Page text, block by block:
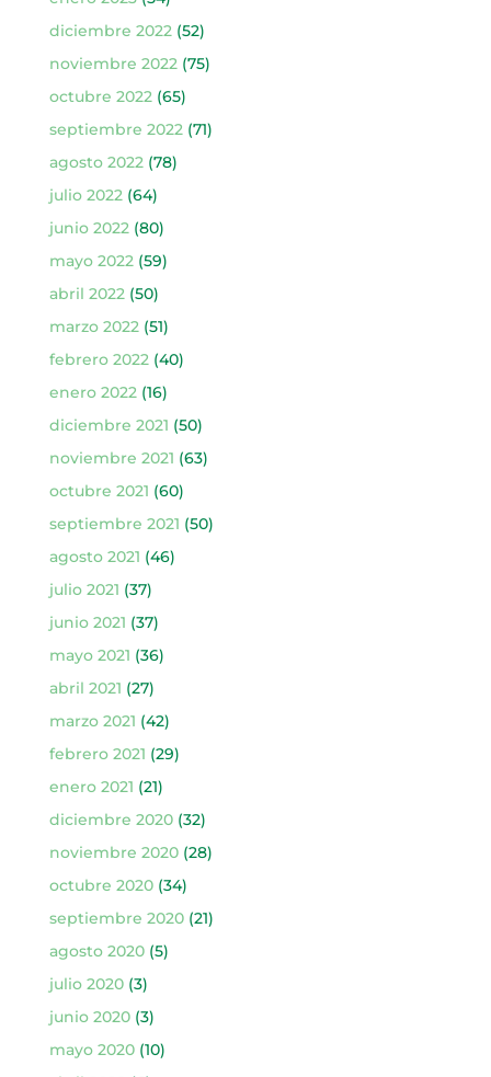
diciembre 2022(52)
noviembre 2022(75)
octubre 2022(65)
septiembre 2022(71)
agosto 2022(78)
julio 2022(64)
junio 2022(80)
mayo 2022(59)
abril 2022(50)
marzo 2022(51)
febrero 2022(40)
enero 2022(16)
diciembre 2021 (50)
noviembre 2021 (63)
octubre 2021 (60)
septiembre 2021 (50)
agosto 2021 (46)
julio 2021 (37)
junio 2021 (37)
mayo 2021 (36)
abril 2021 (27)
marzo 2021 (42)
febrero 2021 (29)
enero 2021 (21)
diciembre 2020(32)
noviembre 2020(28)
octubre 2020(34)
septiembre 2020(21)
agosto 2020(5)
julio 2020(3)
junio 2020(3)
mayo 2020(10)